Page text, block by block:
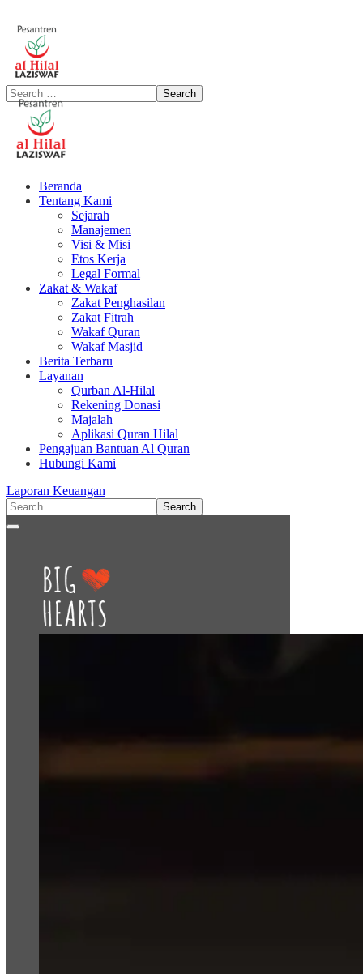
Beranda
Tentang Kami
Sejarah
Manajemen
Visi & Misi
Etos Kerja
Legal Formal
Zakat & Wakaf
Zakat Penghasilan
Zakat Fitrah
Wakaf Quran
Wakaf Masjid
Berita Terbaru
Layanan
Qurban Al-Hilal
Rekening Donasi
Majalah
Aplikasi Quran Hilal
Pengajuan Bantuan Al Quran
Hubungi Kami
Laporan Keuangan